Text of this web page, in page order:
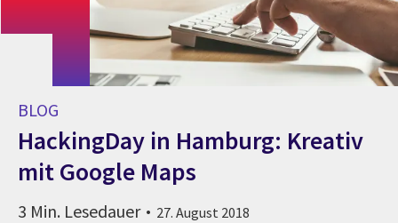
BLOG
HackingDay in Hamburg: Kreativ
mit Google Maps
3 Min. Lesedauer 27. August 2018